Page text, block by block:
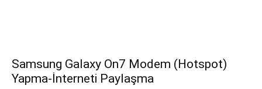
Samsung Galaxy On7 Modem (Hotspot)
Yapma-İnterneti Paylaşma